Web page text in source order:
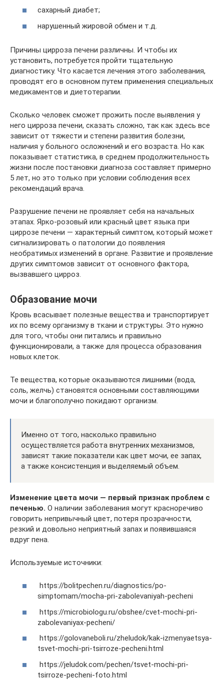
сахарный диабет;
нарушенный жировой обмен и т.д.
Причины цирроза печени различны. И чтобы их
установить, потребуется пройти тщательную
диагностику. Что касается лечения этого заболевания,
проводят его в основном путем применения специальных
медикаментов и диетотерапии.
Сколько человек сможет прожить после выявления у
него цирроза печени, сказать сложно, так как здесь все
зависит от тяжести и степени развития болезни,
наличия у больного осложнений и его возраста. Но как
показывает статистика, в среднем продолжительность
жизни после постановки диагноза составляет примерно
5 лет, но это только при условии соблюдения всех
рекомендаций врача.
Разрушение печени не проявляет себя на начальных
этапах. Ярко-розовый или красный цвет языка при
циррозе печени — характерный симптом, который может
сигнализировать о патологии до появления
необратимых изменений в органе. Развитие и проявление
других симптомов зависит от основного фактора,
вызвавшего цирроз.
Образование мочи
Кровь всасывает полезные вещества и транспортирует
их по всему организму в ткани и структуры. Это нужно
для того, чтобы они питались и правильно
функционировали, а также для процесса образования
новых клеток.
Те вещества, которые оказываются лишними (вода,
соль, желчь) становятся основными составляющими
мочи и благополучно покидают организм.
Именно от того, насколько правильно
осуществляется работа внутренних механизмов,
зависят такие показатели как цвет мочи, ее запах,
а также консистенция и выделяемый объем.
Изменение цвета мочи — первый признак проблем с
печенью. О наличии заболевания могут красноречиво
говорить непривычный цвет, потеря прозрачности,
резкий и довольно неприятный запах и появившаяся
вдруг пена.
Используемые источники:
https://bolitpechen.ru/diagnostics/po-
simptomam/mocha-pri-zabolevaniyah-pecheni
https://microbiologu.ru/obshee/cvet-mochi-pri-
zabolevaniyax-pecheni/
https://golovaneboli.ru/zheludok/kak-izmenyaetsya-
tsvet-mochi-pri-tsirroze-pecheni.html
https://jeludok.com/pechen/tsvet-mochi-pri-
tsirroze-pecheni-foto.html